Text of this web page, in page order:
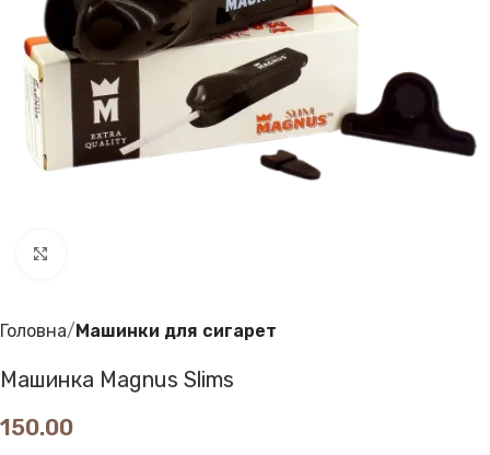
Головна Машинки для сигарет
Машинка Magnus Slims
150.00